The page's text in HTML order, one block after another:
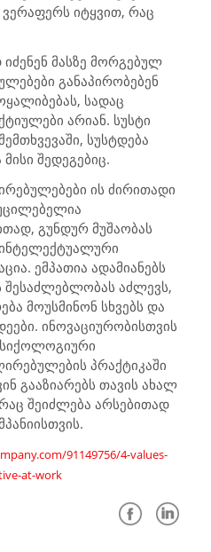
იტყვით, რაც
იძენენ მასზე მორგებულ
განაპირობებენ
სადაც
არიან. სუსტი
სუსტდება
შედეგებიც.
ის ძირითადი
გუნდურ მუშაობას
ემპათია ადამიანებს
შესაძლებლობას აძლევს,
მოუსმინონ სხვებს და
ინოვაციურობისთვის
პრაქტიკაში
გააზიარებს თავის ახალ
შეიძლება არსებითად
91149756/4-values-
at-work